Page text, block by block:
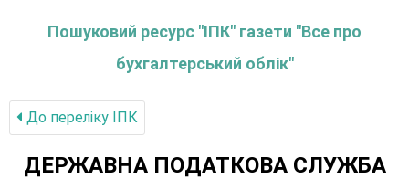
Пошуковий ресурс "ІПК" газети "Все про
бухгалтерський облік"
До переліку IПК
ДЕРЖАВНА ПОДАТКОВА СЛУЖБА